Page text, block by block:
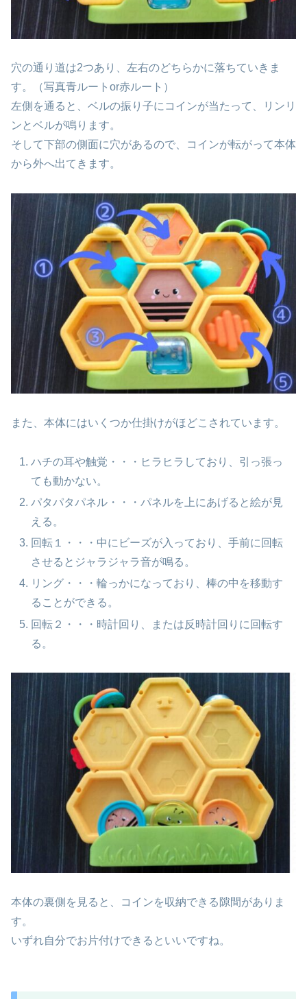
穴の通り道は2つあり、左右のどちらかに落ちていきま
す。（写真青ルートor赤ルート）
左側を通ると、ベルの振り子にコインが当たって、リンリ
ンとベルが鳴ります。
そして下部の側面に穴があるので、コインが転がって本体
から外へ出てきます。
また、本体にはいくつか仕掛けがほどこされています。
ハチの耳や触覚・・・ヒラヒラしており、引っ張っ
ても動かない。
パタパタパネル・・・パネルを上にあげると絵が見
える。
回転１・・・中にビーズが入っており、手前に回転
させるとジャラジャラ音が鳴る。
リング・・・輪っかになっており、棒の中を移動す
ることができる。
回転２・・・時計回り、または反時計回りに回転す
る。
本体の裏側を見ると、コインを収納できる隙間がありま
す。
いずれ自分でお片付けできるといいですね。